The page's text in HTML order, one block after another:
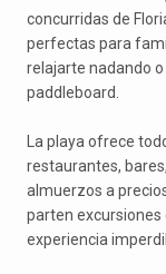
concurridas de
perfectas para
relajarte nadando
paddleboard.
La playa ofrece
restaurantes,
almuerzos a
parten excursiones
experiencia